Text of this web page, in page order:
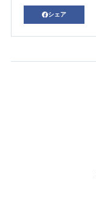
シェア